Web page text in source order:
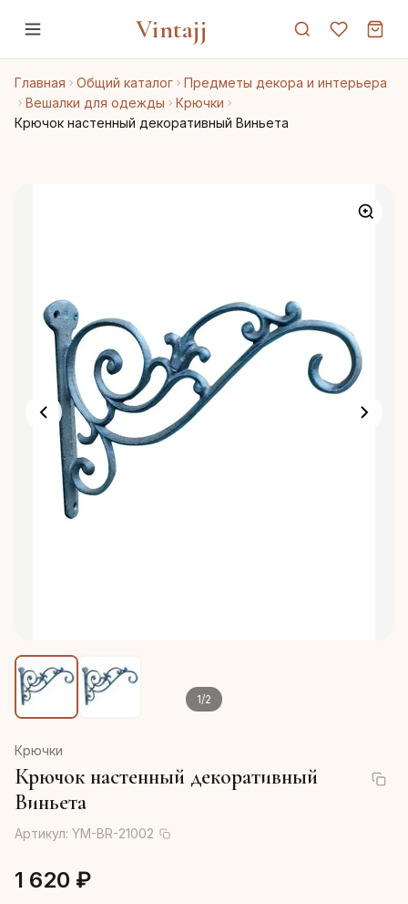
Vintajj
Главная Общий каталог
Предметы декора и интерьера
Вешалки для одежды
Крючки
Крючок настенный декоративный Виньета
1/2
Крючки
Крючок настенный декоративный
Виньета
Артикул: YM-BR-21002
1 620 ₽